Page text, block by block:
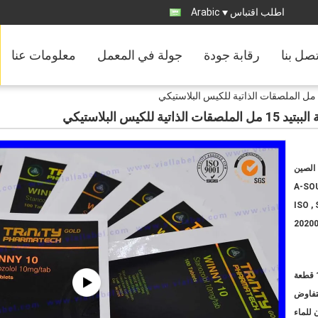
اطلب اقتباس Arabic
معلومات عنا جولة في المعمل رقابة جودة بنا
الصين
A-
ISO ,
للماء